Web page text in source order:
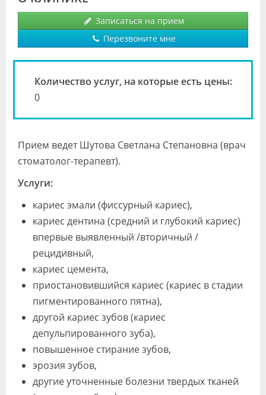
Видео
Клиники
Специалисты
Лаборатории
Записаться на прием
Перезвоните мне
Количество услуг, на которые есть цены:
0
Прием ведет Шутова Светлана Степановна (врач
стоматолог-терапевт).
Услуги:
кариес эмали (фиссурный кариес),
кариес дентина (средний и глубокий кариес)
впервые выявленный /вторичный /
рецидивный,
кариес цемента,
приостановившийся кариес (кариес в стадии
пигментированного пятна),
другой кариес зубов (кариес
депульпированного зуба),
повышенное стирание зубов,
эрозия зубов,
другие уточненные болезни твердых тканей